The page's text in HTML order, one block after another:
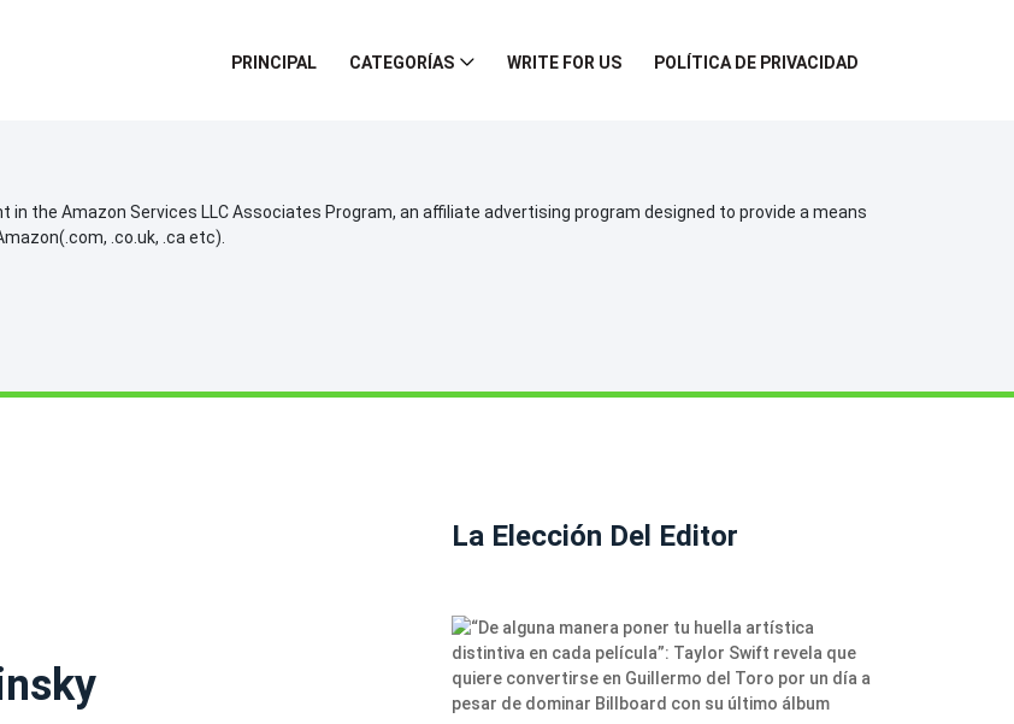
PRINCIPAL CATEGORÍAS WRITE FOR US POLÍTICA DE PRIVACIDAD
in the Amazon Services LLC Associates Program, an affiliate advertising program designed to provide a means
.co.uk, .ca etc).
La Elección Del Editor